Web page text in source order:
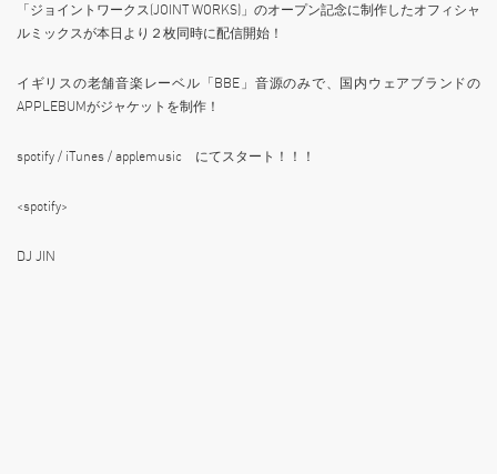
「ジョイントワークス(JOINT WORKS)」のオープン記念に制作したオフィシャ
ルミックスが本日より２枚同時に配信開始！
イギリスの老舗音楽レーベル「BBE」音源のみで、国内ウェアブランドの
APPLEBUMがジャケットを制作！
spotify / iTunes / applemusic にてスタート！！！
<spotify>
DJ JIN